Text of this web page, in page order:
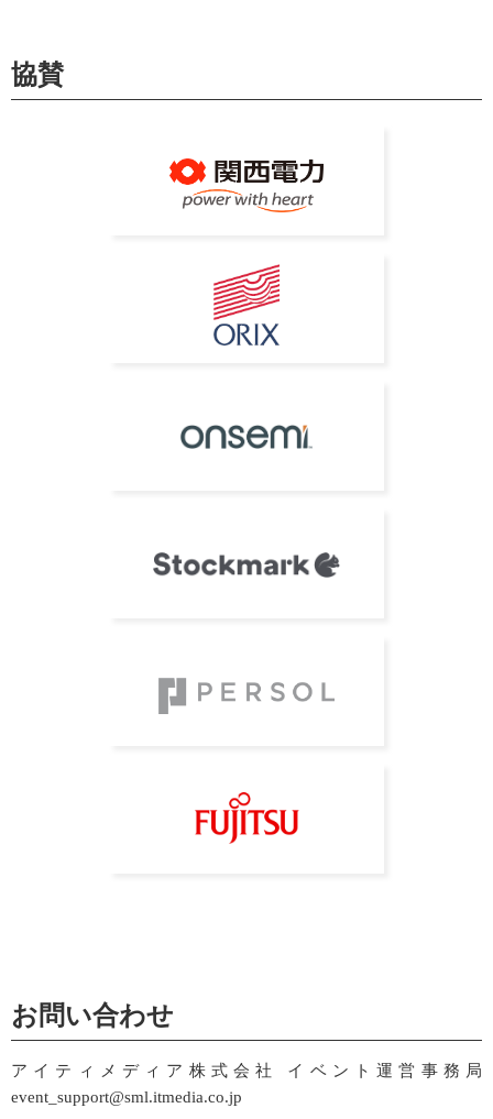
協賛
お問い合わせ
アイティメディア株式会社 イベント運営事務局
event_support@sml.itmedia.co.jp